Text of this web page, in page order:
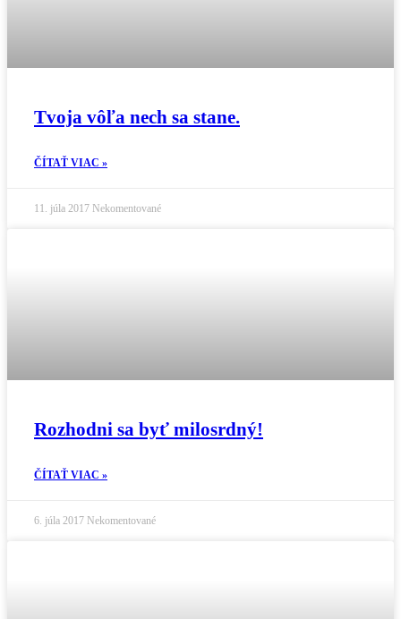
Tvoja vôľa nech sa stane.
ČÍTAŤ VIAC »
11. júla 2017 Nekomentované
Rozhodni sa byť milosrdný!
ČÍTAŤ VIAC »
6. júla 2017 Nekomentované